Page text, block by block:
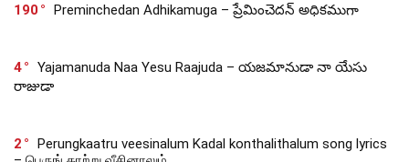
190 Preminchedan Adhikamuga – ప్రేమించెదన్ అధికముగా
4
Yajamanuda Naa Yesu Raajuda – యజమానుడా నా యేసు
రాజుడా
2
Perungkaatru veesinalum Kadal konthalithalum song lyrics